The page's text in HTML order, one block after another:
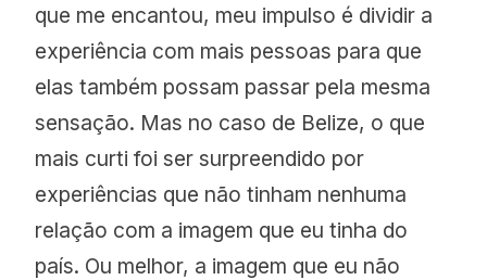
Blancaneaux e Turtle Inn
thefamilycoppolahideaways.com/e
n/blancaneaux
thefamilycoppolahideaways.com/e
n/turtle-inn
Benefícios expirados
que me encantou, meu impulso é dividir a
experiência com mais pessoas para que
elas também possam passar pela mesma
sensação. Mas no caso de Belize, o que
mais curti foi ser surpreendido por
experiências que não tinham nenhuma
relação com a imagem que eu tinha do
país. Ou melhor, a imagem que eu não